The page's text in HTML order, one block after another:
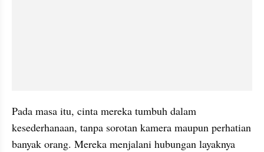
Pada masa itu, cinta mereka tumbuh dalam
kesederhanaan, tanpa sorotan kamera maupun perhatian
banyak orang. Mereka menjalani hubungan layaknya